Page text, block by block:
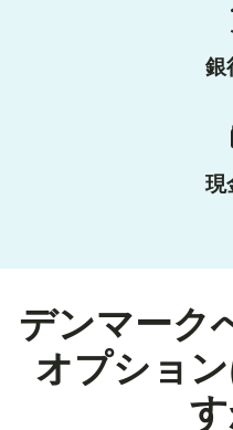
銀
現
デンマーク
オプショ
す